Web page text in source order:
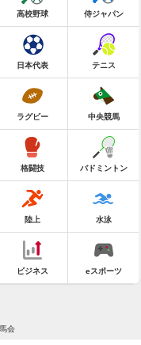
高校野球 侍ジャパン
日本代表 テニス
ラグビー 中央競馬
格闘技 バドミントン
陸上 水泳
ビジネス eスポーツ
会